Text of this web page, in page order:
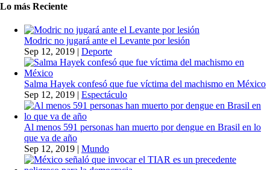
Lo más Reciente
Modric no jugará ante el Levante por lesión
Sep 12, 2019 | Deporte
Salma Hayek confesó que fue víctima del machismo en México
Sep 12, 2019 | Espectáculo
Al menos 591 personas han muerto por dengue en Brasil en lo
que va de año
Sep 12, 2019 | Mundo